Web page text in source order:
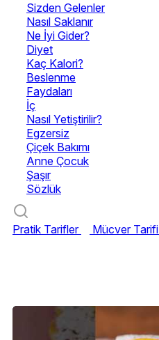
Sizden Gelenler
Nasıl Saklanır
Ne İyi Gider?
Diyet
Kaç Kalori?
Beslenme
Faydaları
İç
Nasıl Yetiştirilir?
Egzersiz
Çiçek Bakımı
Anne Çocuk
Şaşır
Sözlük
Pratik Tarifler Mücver Tarifi